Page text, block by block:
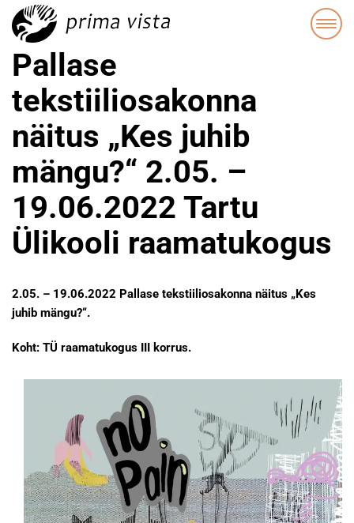
Pallase
tekstiiliosakonna
näitus „Kes juhib
mängu?“ 2.05. –
19.06.2022 Tartu
Ülikooli raamatukogus
2.05. – 19.06.2022 Pallase tekstiiliosakonna näitus „Kes
juhib mängu?“.
Koht: TÜ raamatukogus III korrus.